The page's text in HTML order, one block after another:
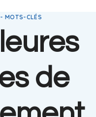
MOTS-CLÉS
de